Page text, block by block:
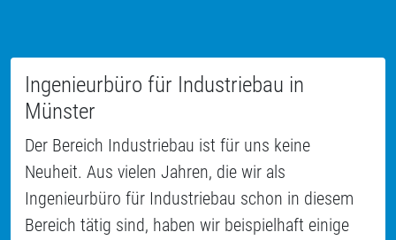
Ingenieurbüro für Industriebau in
Münster
Der Bereich Industriebau ist für uns keine
Neuheit. Aus vielen Jahren, die wir als
Ingenieurbüro für Industriebau schon in diesem
Bereich tätig sind, haben wir beispielhaft einige